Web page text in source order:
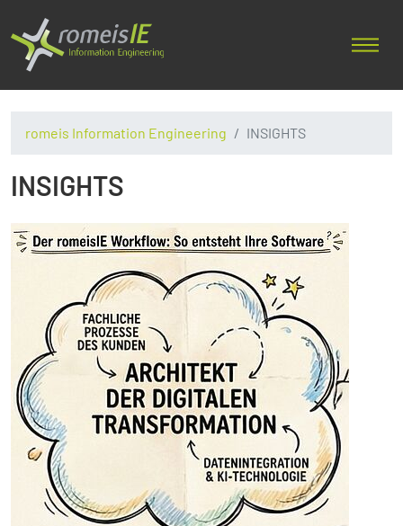
romeis Information Engineering INSIGHTS
INSIGHTS